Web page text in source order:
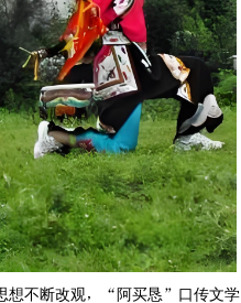
想不断改观，“阿买恳”口传文学
：彝族始祖希慕遮原住地